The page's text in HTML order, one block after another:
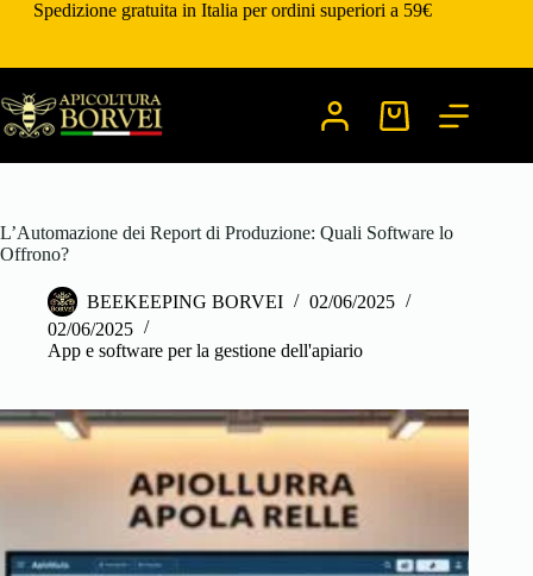
SaltaSpedizione gratuita in Italia per ordini superiori a 59€
Carrello
L’Automazione dei Report di Produzione: Quali Software lo
Offrono?
BEEKEEPING BORVEI
02/06/2025
02/06/2025
App e software per la gestione dell'apiario